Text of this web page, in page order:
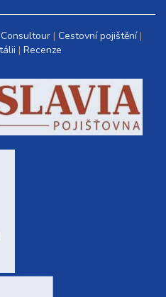
Cestovní pojištění
Recenze